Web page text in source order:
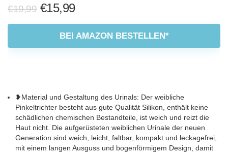
€19,99 Ursprünglicher
Preis
war:
€19,99
€15,99Aktueller
Preis
ist:
€15,99.
BEI AMAZON BESTELLEN*
❥Material und Gestaltung des Urinals: Der weibliche
Pinkeltrichter besteht aus gute Qualität Silikon, enthält keine
schädlichen chemischen Bestandteile, ist weich und reizt die
Haut nicht. Die aufgerüsteten weiblichen Urinale der neuen
Generation sind weich, leicht, faltbar, kompakt und leckagefrei,
mit einem langen Ausguss und bogenförmigem Design, damit